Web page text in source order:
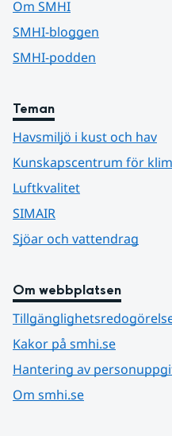
Om SMHI
SMHI-bloggen
SMHI-podden
Teman
Havsmiljö i kust och hav
Kunskapscentrum för
Luftkvalitet
SIMAIR
Sjöar och vattendrag
Om webbplatsen
Kakor på smhi.se
Hantering av
Om smhi.se